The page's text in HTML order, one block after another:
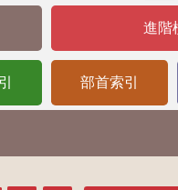
進階
部首索引